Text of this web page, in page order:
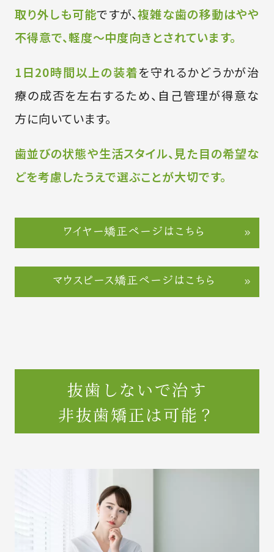
取り外しも可能ですが、複雑な歯の移動はやや
不得意で、軽度〜中度向きとされています。
1日20時間以上の装着を守れるかどうかが治
療の成否を左右するため、自己管理が得意な
方に向いています。
歯並びの状態や生活スタイル、見た目の希望な
どを考慮したうえで選ぶことが大切です。
ワイヤー矯正ページはこちら
マウスピース矯正ページはこちら
抜歯しないで治す
非抜歯矯正は可能？